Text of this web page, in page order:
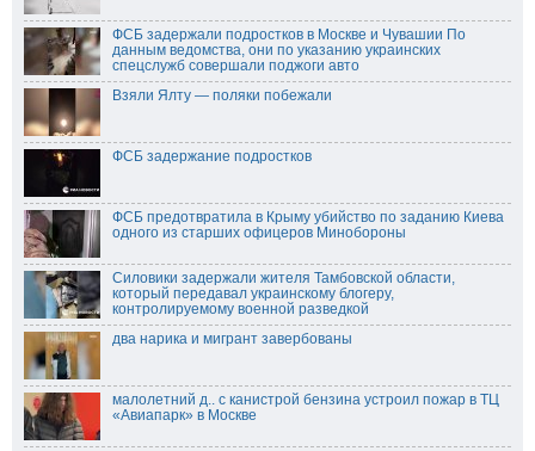
ФСБ задержали подростков в Москве и Чувашии По
данным ведомства, они по указанию украинских
спецслужб совершали поджоги авто
Взяли Ялту — поляки побежали
ФСБ задержание подростков
ФСБ предотвратила в Крыму убийство по заданию Киева
одного из старших офицеров Минобороны
Силовики задержали жителя Тамбовской области,
который передавал украинскому блогеру,
контролируемому военной разведкой
два нарика и мигрант завербованы
малолетний д.. с канистрой бензина устроил пожар в ТЦ
«Авиапарк» в Москве